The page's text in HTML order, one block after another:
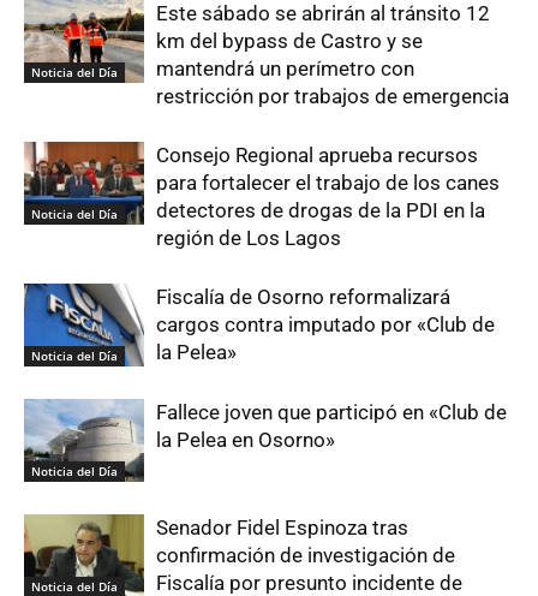
Noticia del Día
Este sábado se abrirán al tránsito 12
km del bypass de Castro y se
mantendrá un perímetro con
restricción por trabajos de emergencia
Noticia del Día
Consejo Regional aprueba recursos
para fortalecer el trabajo de los canes
detectores de drogas de la PDI en la
región de Los Lagos
Noticia del Día
Fiscalía de Osorno reformalizará
cargos contra imputado por «Club de
la Pelea»
Noticia del Día
Fallece joven que participó en «Club de
la Pelea en Osorno»
Noticia del Día
Senador Fidel Espinoza tras
confirmación de investigación de
Fiscalía por presunto incidente de